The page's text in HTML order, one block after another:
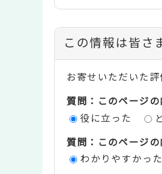
コ
ン
テ
ン
評
この情報は皆さ
お寄せいただいた
質問：このページ
役に立った
質問：このページ
わかりやすかった